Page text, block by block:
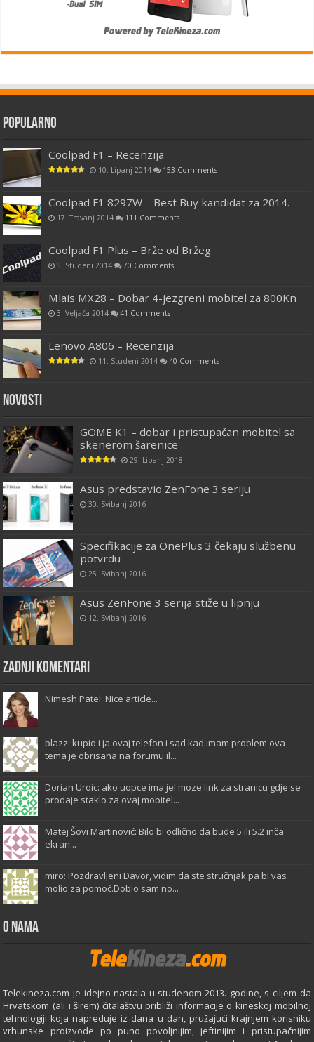
Popularno
Coolpad F1 – Recenzija
10. Lipanj 2014 153 Comments
Coolpad F1 8297W – Best Buy kandidat za 2014.
17. Travanj 2014 111 Comments
Coolpad F1 Plus – Brže od Bržeg
5. Studeni 2014 70 Comments
Mlais MX28 – Dobar 4-jezgreni mobitel za 800Kn
3. Veljača 2014 41 Comments
Lenovo A806 – Recenzija
11. Studeni 2014 40 Comments
Novosti
GOME K1 – dobar i pristupačan mobitel sa
skenerom šarenice
29. Lipanj 2018
Asus predstavio ZenFone 3 seriju
30. Svibanj 2016
Specifikacije za OnePlus 3 čekaju službenu
potvrdu
25. Svibanj 2016
Asus ZenFone 3 serija stiže u lipnju
12. Svibanj 2016
Zadnji komentari
Nimesh Patel: Nice article...
blazz: kupio i ja ovaj telefon i sad kad imam problem ova
tema je obrisana na forumu il...
Dorian Uroic: ako uopce ima jel moze link za stranicu gdje se
prodaje staklo za ovaj mobitel...
Matej Šovi Martinović: Bilo bi odlično da bude 5 ili 5.2 inča
ekran...
miro: Pozdravljeni Davor, vidim da ste stručnjak pa bi vas
molio za pomoć.Dobio sam no...
O Nama
Telekineza.com je idejno nastala u studenom 2013. godine, s ciljem da
Hrvatskom (ali i širem) čitalaštvu približi informacije o kineskoj mobilnoj
tehnologiji koja napreduje iz dana u dan, pružajući krajnjem korisniku
vrhunske proizvode po puno povoljnijim, jeftinijim i pristupačnijim